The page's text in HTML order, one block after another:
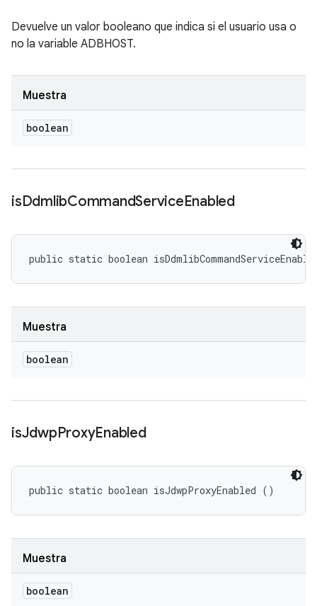
Devuelve un valor booleano que indica si el usuario usa o
no la variable ADBHOST.
Muestra
boolean
isDdmlibCommandServiceEnabled
public static boolean
Muestra
boolean
isJdwpProxyEnabled
public static boolean isJdwpProxyEnabled ()
Muestra
boolean